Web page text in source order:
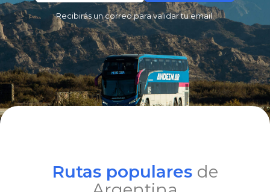
Recibirás un correo para validar tu email.
Rutas populares de